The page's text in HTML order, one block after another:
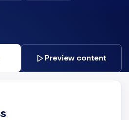
Preview content